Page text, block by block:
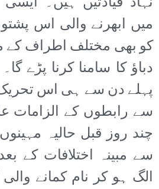
میں ابھرنے والی اس
کو بھی مختلف اطراف کے
دباؤ کا سامنا کرنا پڑے
پہلے دن سے ہی اس تحریک
سے رابطوں کے الزامات
چند روز قبل حالیہ
سے مبینہ اختلافات کے
الگ ہو کر نام کمانے